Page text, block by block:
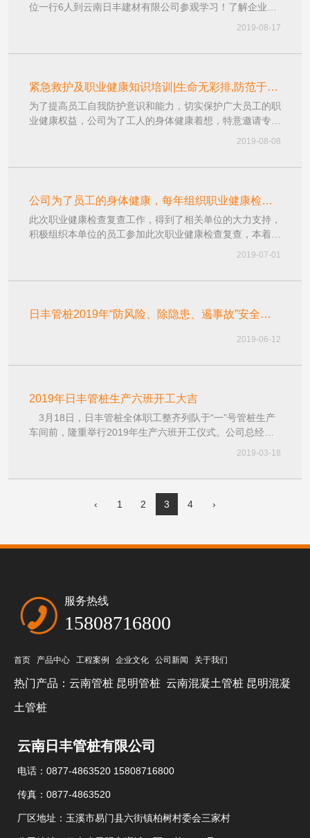
位一行6人到云南日丰建材有限公司参观学习！了解企业文
2019-08-17
紧急救护及职业健康知识培训|生命无彩排,防范于未
然,日丰在行动!
为了提高员工自我防护意识和能力，切实保护广大员工的职
业健康权益，公司为了工人的身体健康着想，特意邀请专业
2019-08-08
公司为了员工的身体健康，每年组织职业健康检
查！
此次职业健康检查复查工作，得到了相关单位的大力支持，
积极组织本单位的员工参加此次职业健康检查复查，本着关
2019-07-01
日丰管桩2019年“防风险、除隐患、遏事故”安全月
2019-06-12
2019年日丰管桩生产六班开工大吉
3月18日，日丰管桩全体职工整齐列队于“一”号管桩生产
车间前，隆重举行2019年生产六班开工仪式。公司总经理
2019-03-18
‹ 1 2 3 4 ›
服务热线
15808716800
首页 产品中心 工程案例 企业文化 公司新闻 关于我们
热门产品： 云南管桩 昆明管桩 云南混凝土管桩 昆明混凝
土管桩
云南日丰管桩有限公司
电话：0877-4863520 15808716800
传真：0877-4863520
厂区地址：玉溪市易门县六街镇柏树村委会三家村